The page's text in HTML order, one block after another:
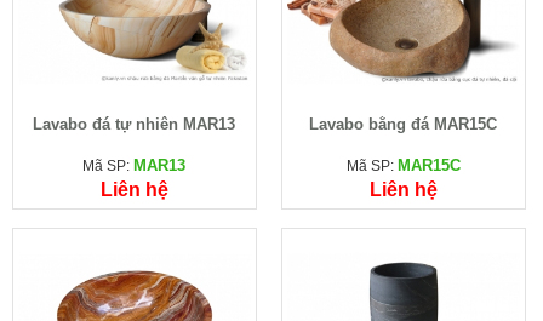
Lavabo đá tự nhiên MAR13
Mã SP: MAR13
Liên hệ
Lavabo bằng đá MAR15C
Mã SP: MAR15C
Liên hệ